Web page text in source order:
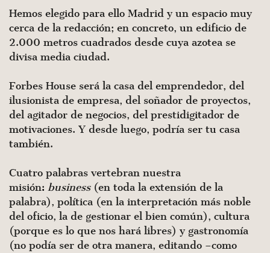
Hemos elegido para ello Madrid y un espacio muy
cerca de la redacción; en concreto, un edificio de
2.000 metros cuadrados desde cuya azotea se
divisa media ciudad.
Forbes House será la casa del emprendedor, del
ilusionista de empresa, del soñador de proyectos,
del agitador de negocios, del prestidigitador de
motivaciones. Y desde luego, podría ser tu casa
también.
Cuatro palabras vertebran nuestra
misión: business (en toda la extensión de la
palabra), política (en la interpretación más noble
del oficio, la de gestionar el bien común), cultura
(porque es lo que nos hará libres) y gastronomía
(no podía ser de otra manera, editando –como